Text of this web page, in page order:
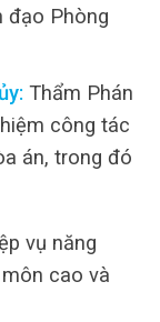
đạo Phòng
Thẩm Phán
công tác
án, trong đó
vụ năng
cao và